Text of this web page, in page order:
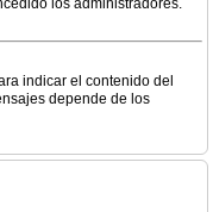
los administradores.
indicar el contenido del
depende de los